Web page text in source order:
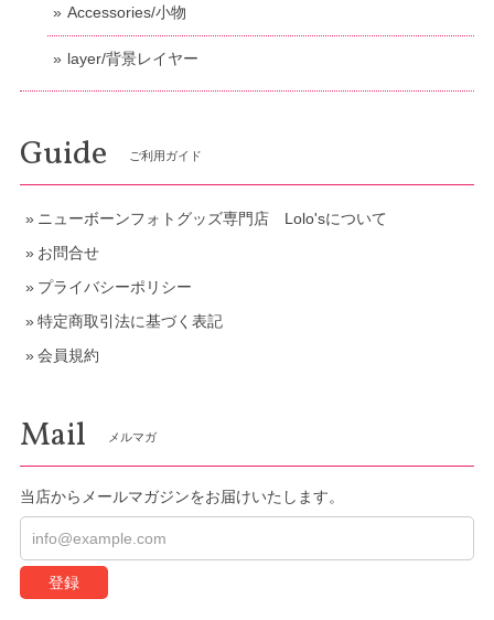
Accessories/小物
layer/背景レイヤー
Guide ご利用ガイド
ニューボーンフォトグッズ専門店 Lolo'sについて
お問合せ
プライバシーポリシー
特定商取引法に基づく表記
会員規約
Mail メルマガ
当店からメールマガジンをお届けいたします。
登録